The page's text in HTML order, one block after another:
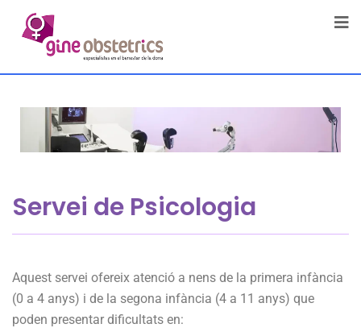
Servei de Psicologia
Aquest servei ofereix atenció a nens de la primera infància
(0 a 4 anys) i de la segona infància (4 a 11 anys) que
poden presentar dificultats en: